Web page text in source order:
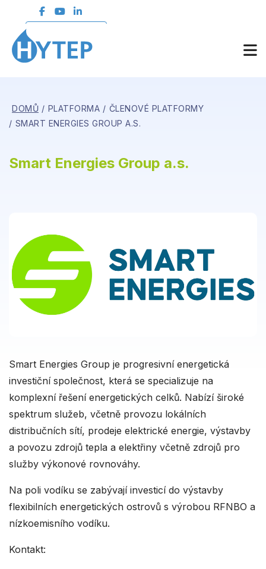
DOMŮ PLATFORMA
ČLENOVÉ PLATFORMY
SMART ENERGIES GROUP A.S.
Smart Energies Group a.s.
Smart Energies Group je progresivní energetická
investiční společnost, která se specializuje na
komplexní řešení energetických celků. Nabízí široké
spektrum služeb, včetně provozu lokálních
distribučních sítí, prodeje elektrické energie, výstavby
a povozu zdrojů tepla a elektřiny včetně zdrojů pro
služby výkonové rovnováhy.
Na poli vodíku se zabývají investicí do výstavby
flexibilních energetických ostrovů s výrobou RFNBO a
nízkoemisního vodíku.
Kontakt: